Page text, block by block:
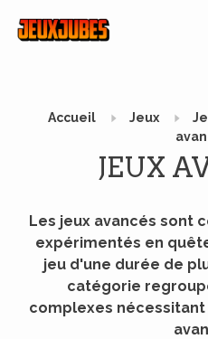
Accueil Jeux
JEUX
Les jeux avancés sont
expérimentés en
jeu d'une durée de
catégorie
complexes